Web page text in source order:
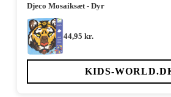
Djeco Mosaiksæt - Dyr
44,95 kr.
KIDS-